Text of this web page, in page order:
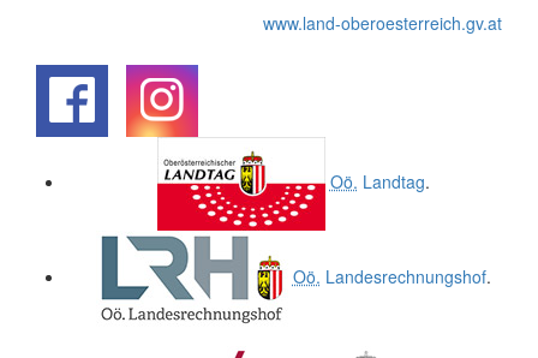
www.land-oberoesterreich.gv.at
Oö. Landtag.
Oö. Landesrechnungshof.